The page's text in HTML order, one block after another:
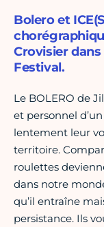
Bolero et
Crovisier
Festival.
Le BOLERO de
et personnel
lentement leur
territoire.
roulettes
dans notre
qu’il entraîne
persistance. Ils